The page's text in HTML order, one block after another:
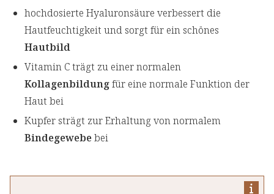
hochdosierte Hyaluronsäure verbessert die
Hautfeuchtigkeit und sorgt für ein schönes
Hautbild
Vitamin C trägt zu einer normalen
Kollagenbildungfür eine normale Funktion der
Haut bei
Kupfer strägt zur Erhaltung von normalem
Bindegewebebei